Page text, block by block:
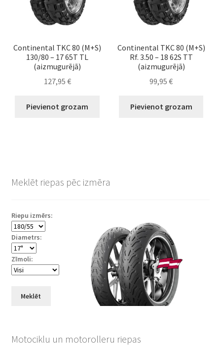
Continental TKC 80 (M+S)
130/80 – 17 65T TL
(aizmugurējā)
127,95 €
Pievienot grozam
Continental TKC 80 (M+S)
Rf. 3.50 – 18 62S TT
(aizmugurējā)
99,95€
Pievienot grozam
Meklēt riepas pēc izmēra
Riepu izmērs:
Diametrs:
Zīmoli:
Meklēt
Motociklu un motorolleru riepas